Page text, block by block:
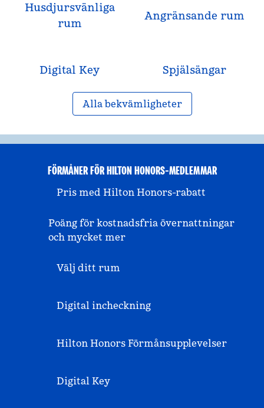
Husdjursvänliga
rum
Angränsande rum
Digital Key Spjälsängar
Alla bekvämligheter
FÖRMÅNER FÖR HILTON HONORS-MEDLEMMAR
Pris med Hilton Honors-rabatt
Poäng för kostnadsfria övernattningar
och mycket mer
Välj ditt rum
Digital incheckning
Hilton Honors Förmånsupplevelser
Digital Key